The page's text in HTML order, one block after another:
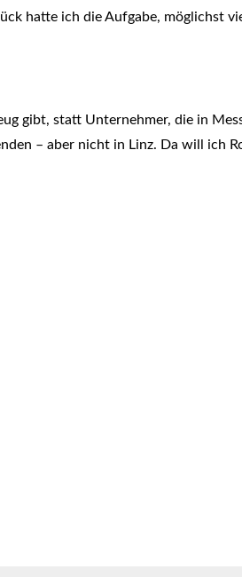
hatte ich die Aufgabe, möglichst
gibt, statt Unternehmer, die in
– aber nicht in Linz. Da will ich